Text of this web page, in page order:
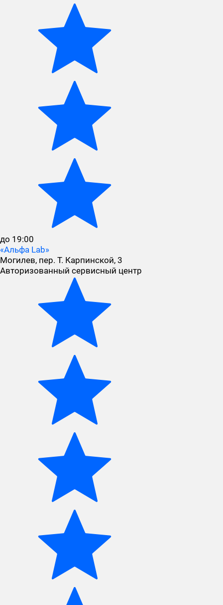
до 19:00
«Альфа Lab»
Могилев, пер. Т. Карпинской, 3
Авторизованный сервисный центр